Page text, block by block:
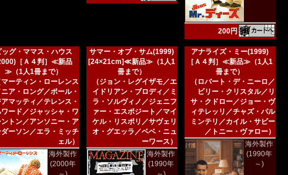
200円
ッグ・ママス・ハウス
［Ａ４判］≪新品
≫（1人1冊まで）
ーティン・ローレンス
ア・ロング／ポール・
マッティ／テレンス・
ード／ジャッシャ・ワ
トン／アンソニー・ア
ーソン／エラ・ミッチ
ェル）
海外製作
(2000年
サマー・オブ・サム(1999)
[24×21cm]≪新品≫（1人1
冊まで）
（ジョン・レグイザモ／エ
イドリアン・ブロディ／ミ
ラ・ソルヴィノ／ジェニフ
ァー・エスポジート／マイ
ケル・リスポリ／サヴェリ
オ・グエッラ／ベベ・ニュ
ーワース）
海外製作
(1990年
アナライズ・ミー(1999)
［Ａ４判］≪新品≫（1人1
冊まで）
（ロバート・デ・ニーロ／
ビリー・クリスタル／リ
サ・クドロー／ジョー・ヴ
ィテレッリ／チャズ・パル
ミンテリ／カイル・サビー
／トニー・ヴァロー）
海外製作
(1990年
～)